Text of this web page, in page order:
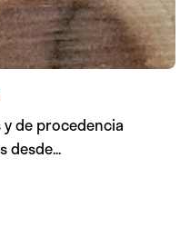
de procedencia
desde...